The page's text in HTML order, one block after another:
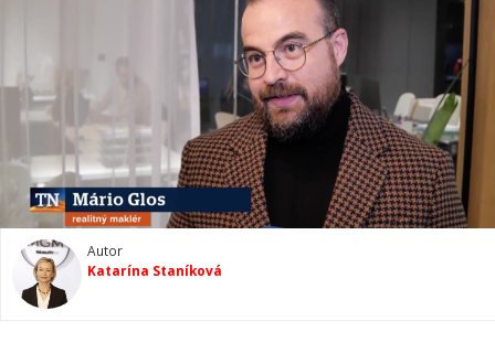
Autor
Katarína Staníková